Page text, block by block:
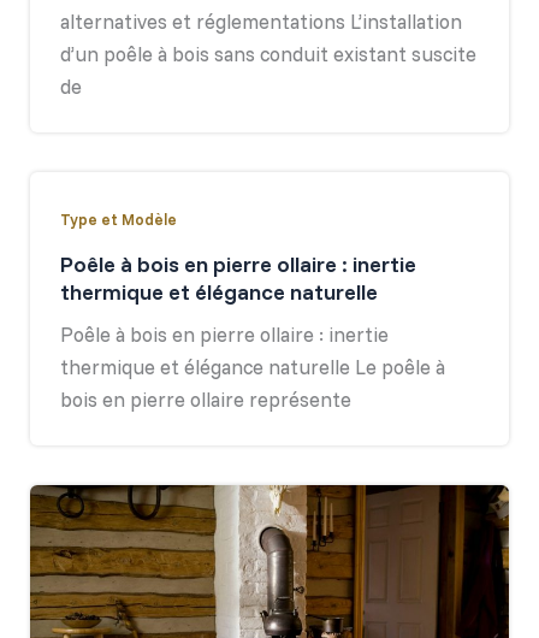
alternatives et réglementations L’installation
d’un poêle à bois sans conduit existant suscite
de
Type et Modèle
Poêle à bois en pierre ollaire : inertie
thermique et élégance naturelle
Poêle à bois en pierre ollaire : inertie
thermique et élégance naturelle Le poêle à
bois en pierre ollaire représente